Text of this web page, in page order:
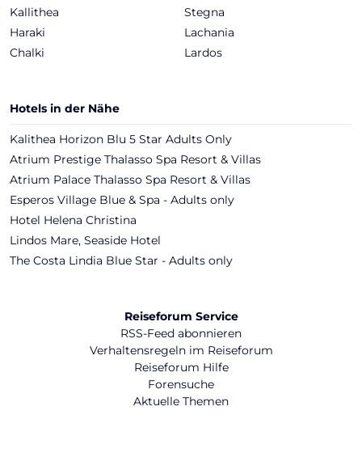
Kallithea
Stegna
Haraki
Lachania
Chalki
Lardos
Hotels in der Nähe
Kalithea Horizon Blu 5 Star Adults Only
Atrium Prestige Thalasso Spa Resort & Villas
Atrium Palace Thalasso Spa Resort & Villas
Esperos Village Blue & Spa - Adults only
Hotel Helena Christina
Lindos Mare, Seaside Hotel
The Costa Lindia Blue Star - Adults only
Reiseforum Service
RSS-Feed abonnieren
Verhaltensregeln im Reiseforum
Reiseforum Hilfe
Forensuche
Aktuelle Themen